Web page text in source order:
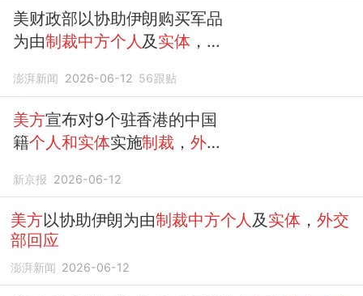
美财政部以协助伊朗购买军品
为由制裁中方个人及 实体 ， 外
澎湃新闻 2026-06-12 56跟贴
美方宣布对9个驻香港的中国
籍个人和实体实施制裁 ，外交
新京报 2026-06-12
美方以协助伊朗为由制裁中方个人 及 实体 ， 外交
部回应
澎湃新闻 2026-06-12